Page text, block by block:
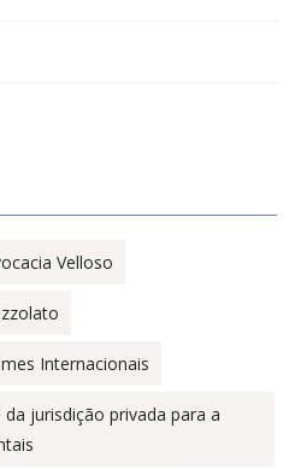
Velloso
Internacionais
jurisdição privada para a